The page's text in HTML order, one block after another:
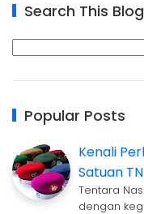
Search This Blog
Popular Posts
Kenali
Satuan
Tentara
dengan